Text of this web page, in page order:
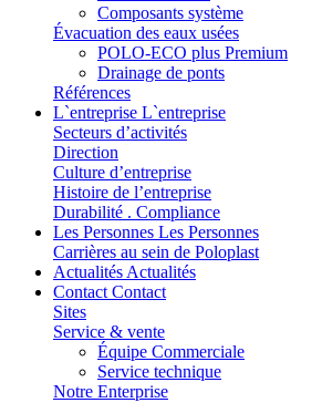
Composants système
Évacuation des eaux usées
POLO-ECO plus Premium
Drainage de ponts
Références
L`entreprise L`entreprise
Secteurs d’activités
Direction
Culture d’entreprise
Histoire de l’entreprise
Durabilité . Compliance
Les Personnes Les Personnes
Carrières au sein de Poloplast
Actualités Actualités
Contact Contact
Sites
Service & vente
Équipe Commerciale
Service technique
Notre Enterprise